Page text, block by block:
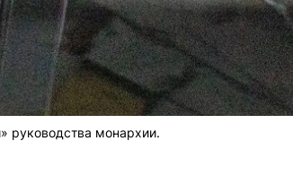
руководства монархии.